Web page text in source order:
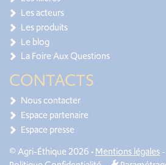
Les acteurs
Les produits
Le blog
La Foire Aux Questions
CONTACTS
Nous contacter
Espace partenaire
Espace presse
© Agri-Éthique 2026 •Mentions légales-